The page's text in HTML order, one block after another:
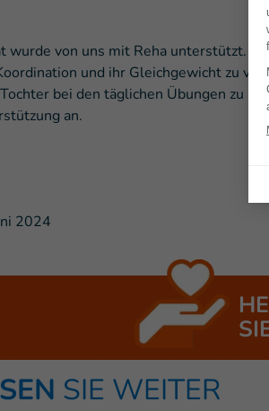
wurde von uns mit Reha unterstützt.
und ihr Gleichgewicht zu
bei den täglichen Übungen zu
an.
2024
SIE WEITER